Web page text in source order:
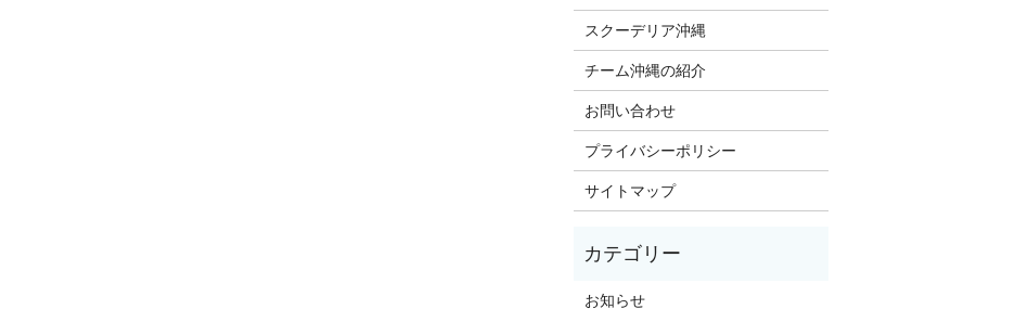
スクーデリア沖縄
チーム沖縄の紹介
お問い合わせ
プライバシーポリシー
サイトマップ
お知らせ